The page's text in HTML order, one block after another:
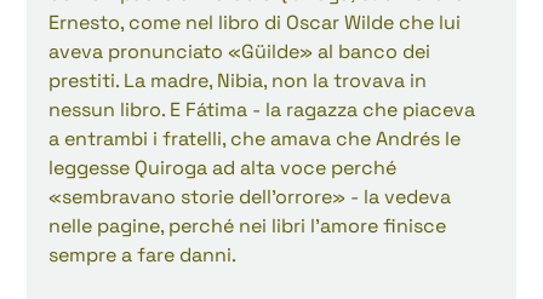
Ernesto, come nel libro di Oscar Wilde che lui
aveva pronunciato «Güilde» al banco dei
prestiti. La madre, Nibia, non la trovava in
nessun libro. E Fátima - la ragazza che piaceva
a entrambi i fratelli, che amava che Andrés le
leggesse Quiroga ad alta voce perché
«sembravano storie dell'orrore» - la vedeva
nelle pagine, perché nei libri l'amore finisce
sempre a fare danni.